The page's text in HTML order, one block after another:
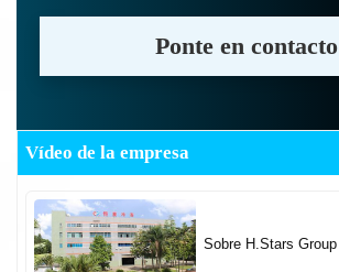
Ponte en contacto
Vídeo de la empresa
Sobre H.Stars Group